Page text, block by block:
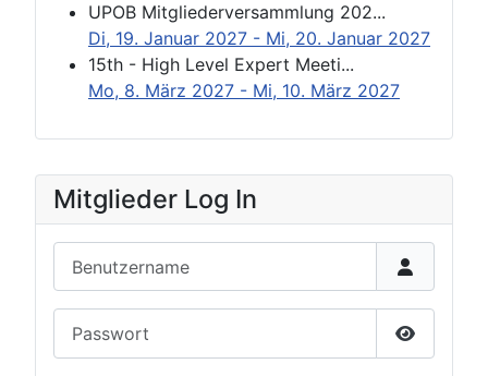
Mitglieder Log In
Passwort
UPOB Mitgliederversammlung 202...
Di, 19. Januar 2027 - Mi, 20. Januar 2027
15th - High Level Expert Meeti...
Mo, 8. März 2027 - Mi, 10. März 2027